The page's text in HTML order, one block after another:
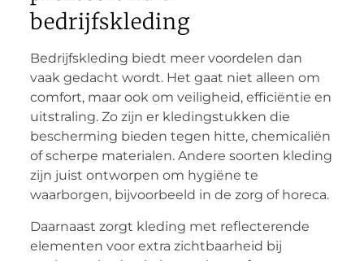
bedrijfskleding
Bedrijfskleding biedt meer voordelen dan
vaak gedacht wordt. Het gaat niet alleen om
comfort, maar ook om veiligheid, efficiëntie en
uitstraling. Zo zijn er kledingstukken die
bescherming bieden tegen hitte, chemicaliën
of scherpe materialen. Andere soorten kleding
zijn juist ontworpen om hygiëne te
waarborgen, bijvoorbeeld in de zorg of horeca.
Daarnaast zorgt kleding met reflecterende
elementen voor extra zichtbaarheid bij